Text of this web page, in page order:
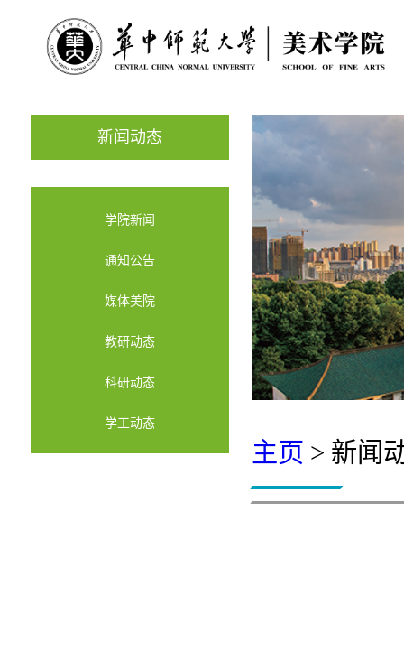
新闻动态
学院新闻
通知公告
媒体美院
教研动态
科研动态
学工动态
主页 > 新闻